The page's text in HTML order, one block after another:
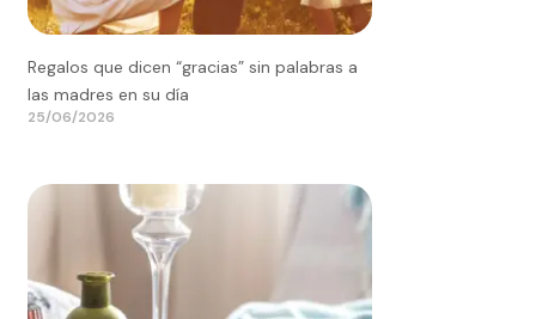
Regalos que dicen “gracias” sin palabras a
las madres en su día
25/06/2026